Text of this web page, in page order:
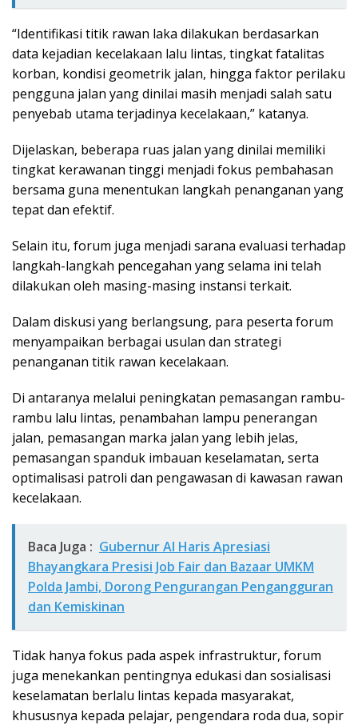
“Identifikasi titik rawan laka dilakukan berdasarkan
data kejadian kecelakaan lalu lintas, tingkat fatalitas
korban, kondisi geometrik jalan, hingga faktor perilaku
pengguna jalan yang dinilai masih menjadi salah satu
penyebab utama terjadinya kecelakaan,” katanya.
Dijelaskan, beberapa ruas jalan yang dinilai memiliki
tingkat kerawanan tinggi menjadi fokus pembahasan
bersama guna menentukan langkah penanganan yang
tepat dan efektif.
Selain itu, forum juga menjadi sarana evaluasi terhadap
langkah-langkah pencegahan yang selama ini telah
dilakukan oleh masing-masing instansi terkait.
Dalam diskusi yang berlangsung, para peserta forum
menyampaikan berbagai usulan dan strategi
penanganan titik rawan kecelakaan.
Di antaranya melalui peningkatan pemasangan rambu-
rambu lalu lintas, penambahan lampu penerangan
jalan, pemasangan marka jalan yang lebih jelas,
pemasangan spanduk imbauan keselamatan, serta
optimalisasi patroli dan pengawasan di kawasan rawan
kecelakaan.
Baca Juga : Gubernur Al Haris Apresiasi
Bhayangkara Presisi Job Fair dan Bazaar UMKM
Polda Jambi, Dorong Pengurangan Pengangguran
dan Kemiskinan
Tidak hanya fokus pada aspek infrastruktur, forum
juga menekankan pentingnya edukasi dan sosialisasi
keselamatan berlalu lintas kepada masyarakat,
khususnya kepada pelajar, pengendara roda dua, sopir